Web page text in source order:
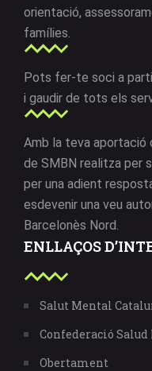
orientació,
famílies.
Pots fer-te soci a
i gaudir de tots els
Amb la teva aportació
de SMBN realitza per
per una adient
esdevenir una veu
Barcelonès Nord.
ENLLAÇOS
Salut Mental
Confederació
Obertament